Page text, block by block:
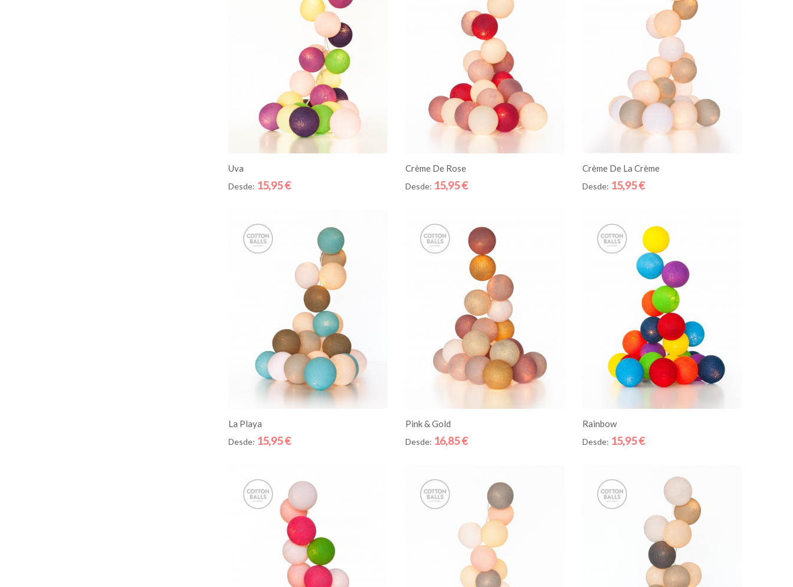
Uva
Desde: 15,95 €
ADICIONE AO CESTO
Crème De Rose
Desde: 15,95 €
ADICIONE AO CESTO
Crème De La Crème
Desde: 15,95 €
ADICIONE AO CESTO
La Playa
Desde: 15,95 €
ADICIONE AO CESTO
Pink & Gold
Desde: 16,85 €
ADICIONE AO CESTO
Rainbow
Desde: 15,95 €